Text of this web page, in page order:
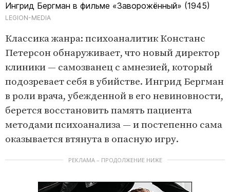
Ингрид Бергман в фильме «Заворожённый» (1945)
LEGION-MEDIA
Классика жанра: психоаналитик Констанс
Петерсон обнаруживает, что новый директор
клиники — самозванец с амнезией, который
подозревает себя в убийстве. Ингрид Бергман
в роли врача, убежденной в его невиновности,
берется восстановить память пациента
методами психоанализа — и постепенно сама
оказывается втянута в опасную игру.
РЕКЛАМА – ПРОДОЛЖЕНИЕ НИЖЕ